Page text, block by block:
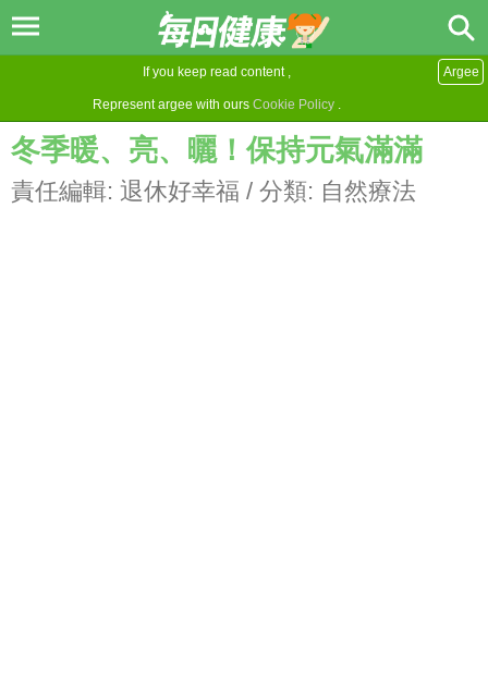
If you keep read content ,
Represent argee with ours Cookie Policy .
Argee
冬季暖、亮、曬！保持元氣滿滿
責任編輯: 退休好幸福 / 分類: 自然療法